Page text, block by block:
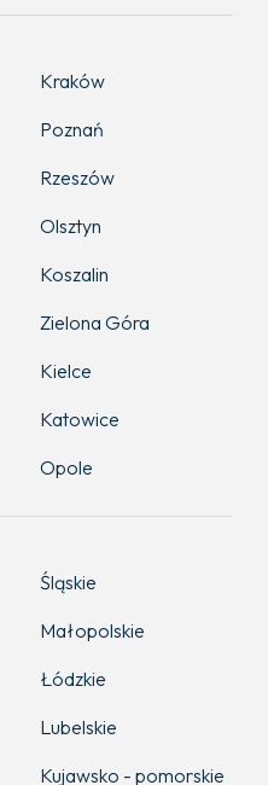
Kraków
Poznań
Rzeszów
Olsztyn
Koszalin
Zielona Góra
Kielce
Katowice
Opole
Śląskie
Małopolskie
Łódzkie
Lubelskie
Kujawsko - pomorskie